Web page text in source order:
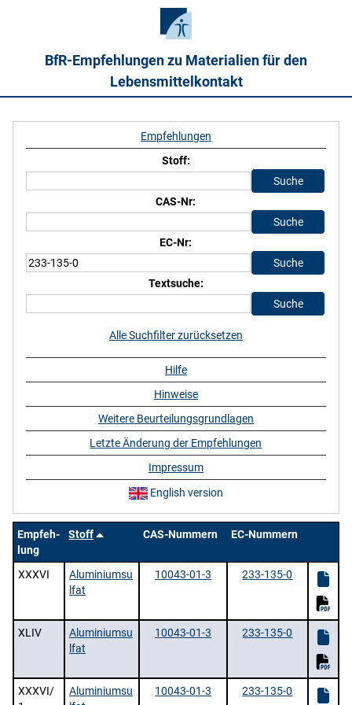
BfR-Empfehlungen zu Materialien für den
Lebensmittelkontakt
Empfeh-
lung
Stoff CAS-Nummern EC-Nummern
XXXVI
Aluminiumsu
lfat
10043-01-3 233-135-0
XLIV
Aluminiumsu
lfat
10043-01-3 233-135-0
XXXVI/
Aluminiumsu
10043-01-3 233-135-0
Empfehlungen
Stoff:
CAS-Nr:
EC-Nr:
Textsuche:
Alle Suchfilter zurücksetzen
Hilfe
Hinweise
Weitere Beurteilungsgrundlagen
Letzte Änderung der Empfehlungen
Impressum
English version